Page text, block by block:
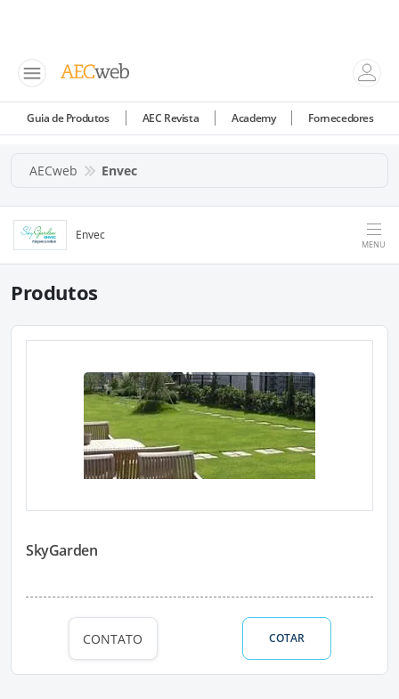
Guia de Produtos AEC Revista Academy Fornecedores
AECweb Envec
Envec
MENU
Produtos
SkyGarden
CONTATO COTAR